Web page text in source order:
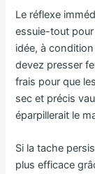
Le réflexe
essuie-tout pour
idée, à
devez presser
frais pour que
sec et précis
éparpillerait le
Si la tache
plus efficace